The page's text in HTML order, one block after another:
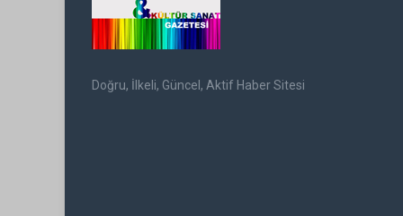
Doğru, İlkeli, Güncel, Aktif Haber Sitesi